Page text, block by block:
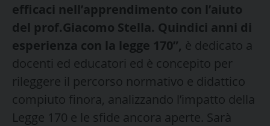
efficaci nell’apprendimento con l’aiuto
del prof.Giacomo Stella. Quindici anni di
esperienza con la legge 170”, è dedicato a
docenti ed educatori ed è concepito per
rileggere il percorso normativo e didattico
compiuto finora, analizzando l’impatto della
Legge 170 e le sfide ancora aperte. Sarà